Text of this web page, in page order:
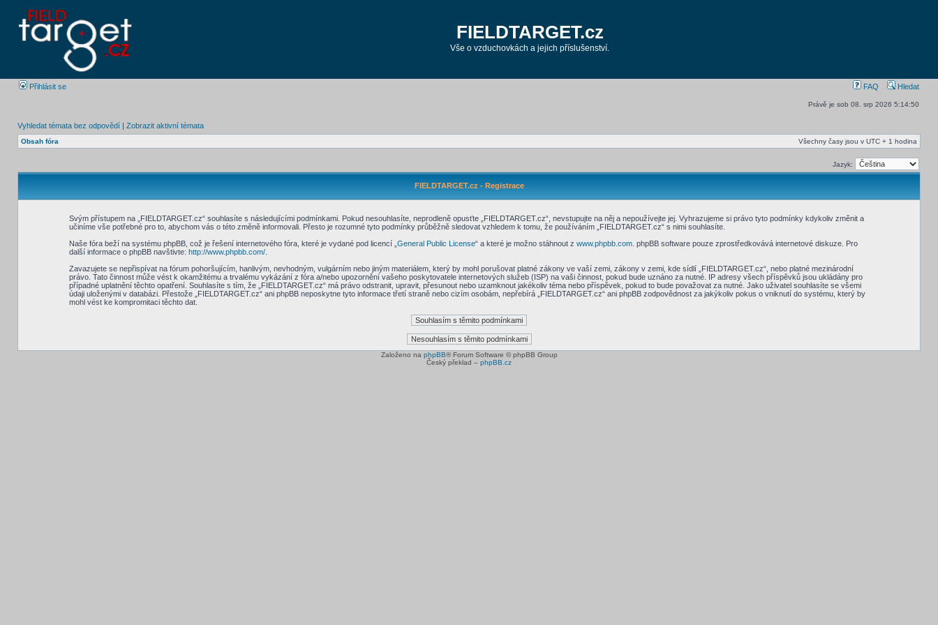
FIELDTARGET.cz
Vše o vzduchovkách a jejich příslušenství.
Přihlásit se FAQ Hledat
Právě je sob 08. srp 2026 5:14:50
Vyhledat témata bez odpovědí | Zobrazit aktivní témata
Obsah fóra Všechny časy jsou v UTC + 1 hodina
Jazyk:
FIELDTARGET.cz - Registrace
Svým přístupem na „FIELDTARGET.cz“ souhlasíte s následujícími podmínkami. Pokud nesouhlasíte, neprodleně opusťte „FIELDTARGET.cz“, nevstupujte na něj a nepoužívejte jej. Vyhrazujeme si právo tyto podmínky kdykoliv změnit a
učiníme vše potřebné pro to, abychom vás o této změně informovali. Přesto je rozumné tyto podmínky průběžně sledovat vzhledem k tomu, že používáním „FIELDTARGET.cz“ s nimi souhlasíte.
Naše fóra beží na systému phpBB, což je řešení internetového fóra, které je vydané pod licencí „ General Public License“ a které je možno stáhnout z www.phpbb.com. phpBB software pouze zprostředkovává internetové diskuze. Pro
další informace o phpBB navštivte: http://www.phpbb.com/.
Zavazujete se nepřispívat na fórum pohoršujícím, hanlivým, nevhodným, vulgárním nebo jiným materiálem, který by mohl porušovat platné zákony ve vaší zemi, zákony v zemi, kde sídlí „FIELDTARGET.cz“, nebo platné mezinárodní
právo. Tato činnost může vést k okamžitému a trvalému vykázání z fóra a/nebo upozornění vašeho poskytovatele internetových služeb (ISP) na vaši činnost, pokud bude uznáno za nutné. IP adresy všech příspěvků jsou ukládány pro
případné uplatnění těchto opatření. Souhlasíte s tím, že „FIELDTARGET.cz“ má právo odstranit, upravit, přesunout nebo uzamknout jakékoliv téma nebo příspěvek, pokud to bude považovat za nutné. Jako uživatel souhlasíte se všemi
údaji uloženými v databázi. Přestože „FIELDTARGET.cz“ ani phpBB neposkytne tyto informace třetí straně nebo cizím osobám, nepřebírá „FIELDTARGET.cz“ ani phpBB zodpovědnost za jakýkoliv pokus o vniknutí do systému, který by
mohl vést ke kompromitaci těchto dat.
Založeno na phpBB® Forum Software © phpBB Group
Český překlad – phpBB.cz